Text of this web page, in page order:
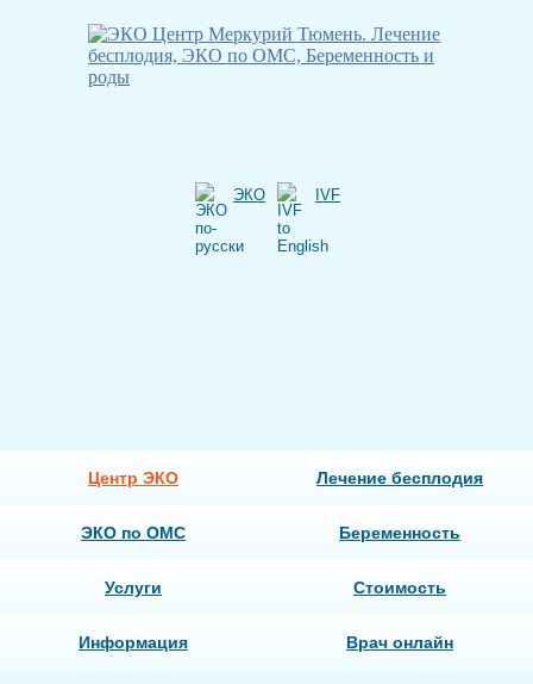
ЭКО IVF
Центр ЭКО Лечение бесплодия
ЭКО по ОМС Беременность
Услуги Стоимость
Информация Врач онлайн